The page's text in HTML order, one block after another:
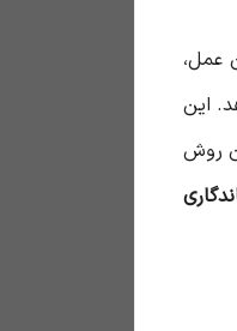
عمل،
این
روش